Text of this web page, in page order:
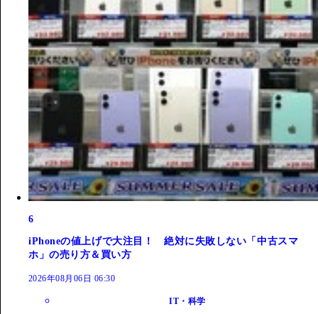
6
iPhoneの値上げで大注目！ 絶対に失敗しない「中古スマ
ホ」の売り方＆買い方
2026年08月06日 06:30
IT・科学